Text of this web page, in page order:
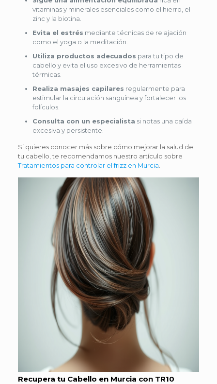
vitaminas y minerales esenciales como el hierro, el
zinc y la biotina.
Evita el estrés mediante técnicas de relajación
como el yoga o la meditación.
Utiliza productos adecuados para tu tipo de
cabello y evita el uso excesivo de herramientas
térmicas.
Realiza masajes capilares regularmente para
estimular la circulación sanguínea y fortalecer los
folículos.
Consulta con un especialista si notas una caída
excesiva y persistente.
Si quieres conocer más sobre cómo mejorar la salud de
tu cabello, te recomendamos nuestro artículo sobre
Tratamientos para controlar el frizz en Murcia
Recupera tu Cabello en Murcia con TR10